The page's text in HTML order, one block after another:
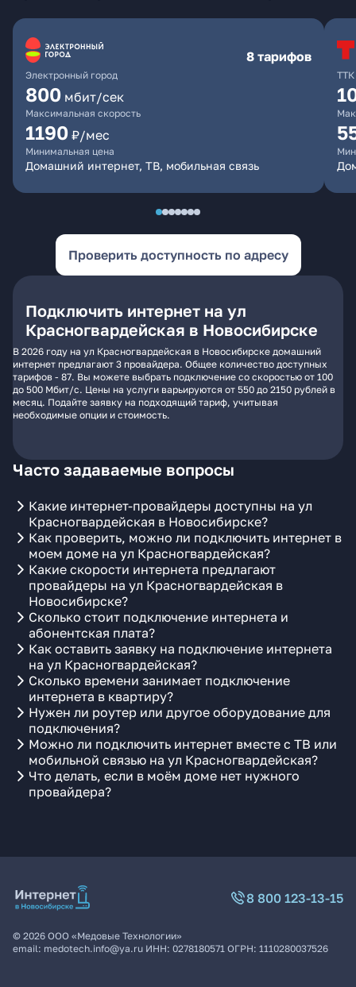
Электронный город
8 тарифов
800 мбит/сек
Максимальная скорость
1190 ₽/мес
Минимальная цена
Домашний интернет, ТВ, мобильная связь
ТТК
Проверить доступность по адресу
Подключить интернет на ул
Красногвардейская в Новосибирске
В 2026 году на ул Красногвардейская в Новосибирске домашний
интернет предлагают 3 провайдера. Общее количество доступных
тарифов - 87. Вы можете выбрать подключение со скоростью от 100
до 500 Мбит/с. Цены на услуги варьируются от 550 до 2150 рублей в
месяц. Подайте заявку на подходящий тариф, учитывая
необходимые опции и стоимость.
Часто задаваемые вопросы
Какие интернет-провайдеры доступны на ул
Красногвардейская в Новосибирске?
Как проверить, можно ли подключить интернет в
моем доме на ул Красногвардейская?
Какие скорости интернета предлагают
провайдеры на ул Красногвардейская в
Новосибирске?
Сколько стоит подключение интернета и
абонентская плата?
Как оставить заявку на подключение интернета
на ул Красногвардейская?
Сколько времени занимает подключение
интернета в квартиру?
Нужен ли роутер или другое оборудование для
подключения?
Можно ли подключить интернет вместе с ТВ или
мобильной связью на ул Красногвардейская?
Что делать, если в моём доме нет нужного
провайдера?
8 800 123-13-15
© 2026 ООО «Медовые Технологии»
email: medotech.info@ya.ru ИНН: 0278180571 ОГРН: 1110280037526